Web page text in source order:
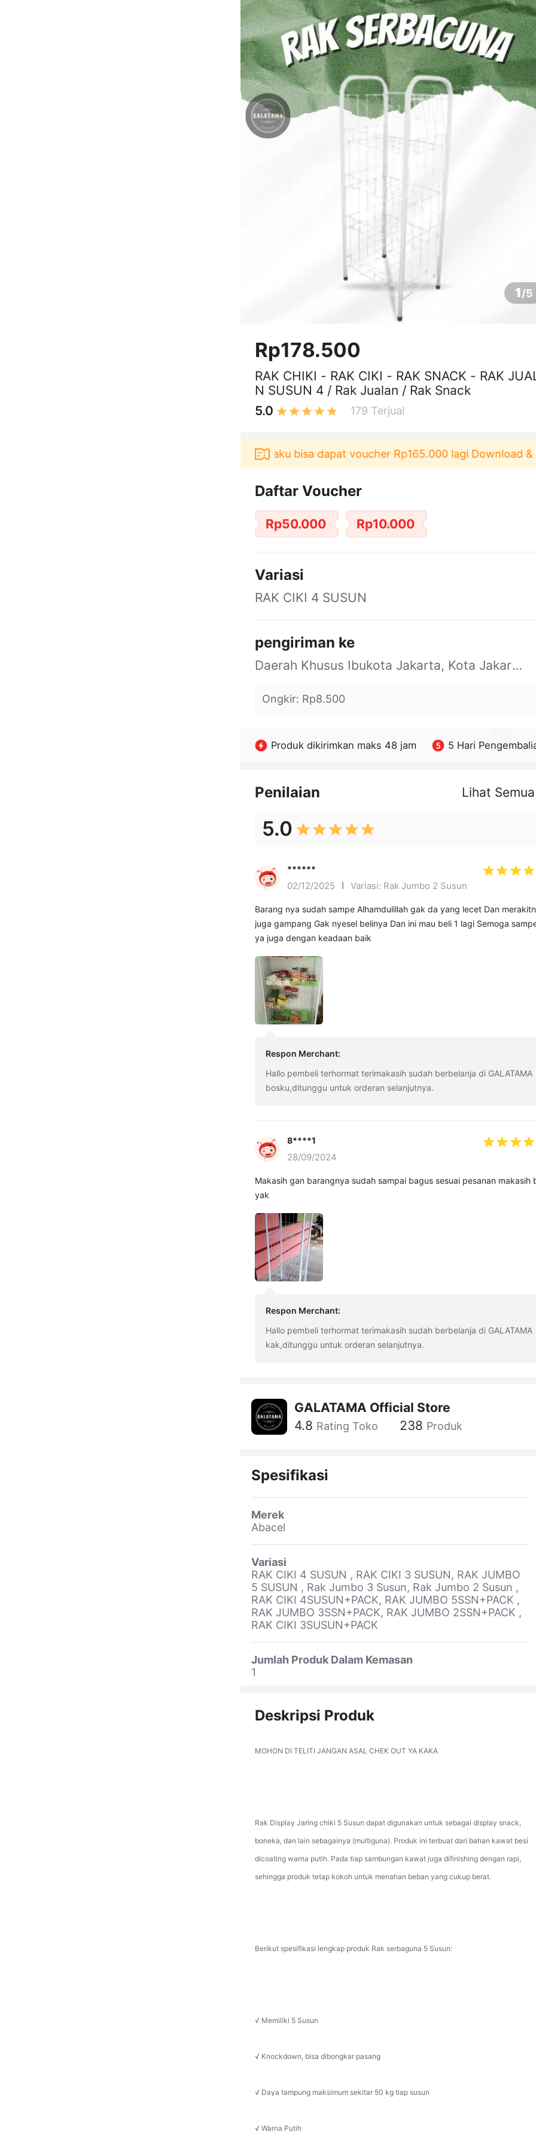
1/5
Rp178.500
RAK CHIKI - RAK CIKI - RAK SNACK - RAK
N SUSUN 4 / Rak Jualan / Rak Snack
5.0
179 Terjual
Pengguna baru berbelanja di aplikasi Akulaku bisa dapat voucher Rp165.000 lagi Download &
Daftar Voucher
Rp50.000 Rp10.000
Variasi
RAK CIKI 4 SUSUN
pengiriman ke
Daerah Khusus Ibukota Jakarta, Kota Jakarta Barat, Cengkareng, yy
Ongkir: Rp8.500
Produk dikirimkan maks 48 jam 5 Hari
Penilaian Lihat Semua
5.0
******
02/12/2025 Variasi: Rak Jumbo 2 Susun
Barang nya sudah sampe Alhamdulillah gak da yang lecet Dan
juga gampang Gak nyesel belinya Dan ini mau beli 1 lagi Semoga sampe n
ya juga dengan keadaan baik
Respon Merchant:
Hallo pembeli terhormat terimakasih sudah berbelanja di GALATAMA
bosku,ditunggu untuk orderan selanjutnya.
8****1
28/09/2024
Makasih gan barangnya sudah sampai bagus sesuai pesanan makasih
yak
Respon Merchant:
Hallo pembeli terhormat terimakasih sudah berbelanja di GALATAMA
kak,ditunggu untuk orderan selanjutnya.
GALATAMA OfficiaI Store
4.8 Rating Toko 238 Produk
Spesifikasi
Merek
Abacel
Variasi
RAK CIKI 4 SUSUN , RAK CIKI 3 SUSUN, RAK JUMBO
5 SUSUN , Rak Jumbo 3 Susun, Rak Jumbo 2 Susun ,
RAK CIKI 4SUSUN+PACK, RAK JUMBO 5SSN+PACK ,
RAK JUMBO 3SSN+PACK, RAK JUMBO 2SSN+PACK ,
RAK CIKI 3SUSUN+PACK
Jumlah Produk Dalam Kemasan
1
Deskripsi Produk
MOHON DI TELITI JANGAN ASAL CHEK OUT YA KAKA
Rak Display Jaring chiki 5 Susun dapat digunakan untuk sebagai display snack,
boneka, dan lain sebagainya (multiguna). Produk ini terbuat dari bahan kawat besi
dicoating warna putih. Pada tiap sambungan kawat juga difinishing dengan rapi,
sehingga produk tetap kokoh untuk menahan beban yang cukup berat.
Berikut spesifikasi lengkap produk Rak serbaguna 5 Susun:
√ Memiliki 5 Susun
√ ‌Knockdown, bisa dibongkar pasang
√ ‌Daya tampung maksimum sekitar 50 kg tiap susun
√ ‌Warna Putih